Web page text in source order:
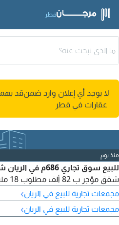
قطر
لا يوجد أي إعلان وارد ضمنقد
عقارات في قطر
منذ يوم
شقق مؤجر ب 82 ألف مطلوب 18 مليون
مجمعات تجارية للبيع في الريان›
مجمعات تجارية للبيع في الريان›